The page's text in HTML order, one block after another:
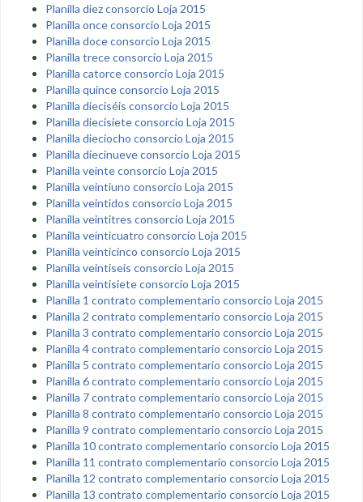
Planilla diez consorcio Loja 2015
Planilla once consorcio Loja 2015
Planilla doce consorcio Loja 2015
Planilla trece consorcio Loja 2015
Planilla catorce consorcio Loja 2015
Planilla quince consorcio Loja 2015
Planilla dieciséis consorcio Loja 2015
Planilla diecisiete consorcio Loja 2015
Planilla dieciocho consorcio Loja 2015
Planilla diecinueve consorcio Loja 2015
Planilla veinte consorcio Loja 2015
Planilla veintiuno consorcio Loja 2015
Planilla veintidos consorcio Loja 2015
Planilla veintitres consorcio Loja 2015
Planilla veinticuatro consorcio Loja 2015
Planilla veinticinco consorcio Loja 2015
Planilla veintiseis consorcio Loja 2015
Planilla veintisiete consorcio Loja 2015
Planilla 1 contrato complementario consorcio Loja 2015
Planilla 2 contrato complementario consorcio Loja 2015
Planilla 3 contrato complementario consorcio Loja 2015
Planilla 4 contrato complementario consorcio Loja 2015
Planilla 5 contrato complementario consorcio Loja 2015
Planilla 6 contrato complementario consorcio Loja 2015
Planilla 7 contrato complementario consorcio Loja 2015
Planilla 8 contrato complementario consorcio Loja 2015
Planilla 9 contrato complementario consorcio Loja 2015
Planilla 10 contrato complementario consorcio Loja 2015
Planilla 11 contrato complementario consorcio Loja 2015
Planilla 12 contrato complementario consorcio Loja 2015
Planilla 13 contrato complementario consorcio Loja 2015